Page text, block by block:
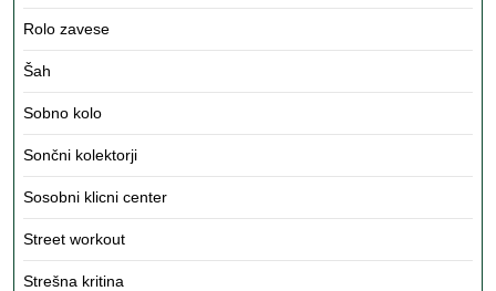
Rolo zavese
Šah
Sobno kolo
Sončni kolektorji
Sosobni klicni center
Street workout
Strešna kritina